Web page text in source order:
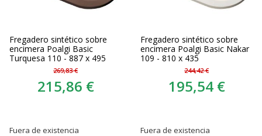
Fregadero sintético sobre
encimera Poalgi Basic
Turquesa 110 - 887 x 495
269,83 €
215,86 €
Fuera de existencia
Fregadero sintético sobre
encimera Poalgi Basic Nakar
109 - 810 x 435
244,42 €
195,54 €
Fuera de existencia